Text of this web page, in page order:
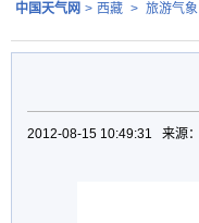
中国天气网 > 西藏 > 旅游气象
2012-08-15 10:49:31 来源：